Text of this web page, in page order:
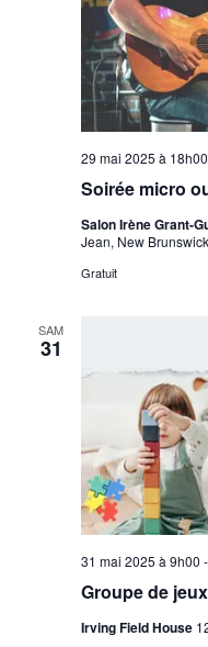
Soirée micro
29 mai 2025 à 18h00
Salon Irène Grant-
Jean, New
Gratuit
SAM
31
Groupe de
31 mai 2025 à 9h00 -
Irving Field House